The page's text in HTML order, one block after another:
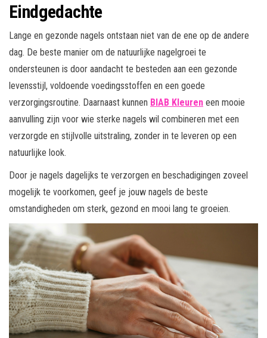
Eindgedachte
Lange en gezonde nagels ontstaan niet van de ene op de andere
dag. De beste manier om de natuurlijke nagelgroei te
ondersteunen is door aandacht te besteden aan een gezonde
levensstijl, voldoende voedingsstoffen en een goede
verzorgingsroutine. Daarnaast kunnen BIAB Kleuren een mooie
aanvulling zijn voor wie sterke nagels wil combineren met een
verzorgde en stijlvolle uitstraling, zonder in te leveren op een
natuurlijke look.
Door je nagels dagelijks te verzorgen en beschadigingen zoveel
mogelijk te voorkomen, geef je jouw nagels de beste
omstandigheden om sterk, gezond en mooi lang te groeien.